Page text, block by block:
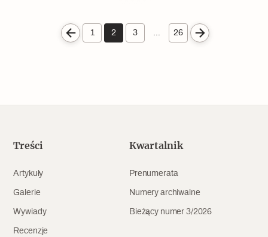
1 2 3 26
Treści
Artykuły
Galerie
Wywiady
Recenzje
Kwartalnik
Prenumerata
Numery archiwalne
Bieżący numer 3/2026